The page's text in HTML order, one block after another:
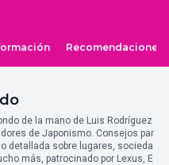
Recomendaciones
de la mano de Luis Rodríguez
de Japonismo. Consejos par
detallada sobre lugares, socieda
más, patrocinado por Lexus, E